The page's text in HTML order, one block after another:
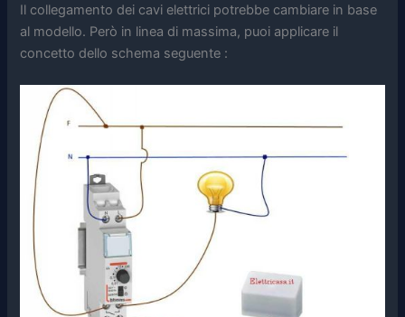
Il collegamento dei cavi elettrici potrebbe cambiare in base
al modello. Però in linea di massima, puoi applicare il
concetto dello schema seguente :